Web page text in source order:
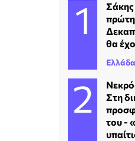
πρώτη
θα
Ελλάδα
Στη
του -